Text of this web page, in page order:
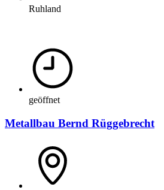
Ruhland
geöffnet
Metallbau Bernd Rüggebrecht